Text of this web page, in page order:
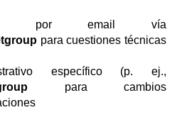
por email vía
para cuestiones técnicas
específico (p. ej.,
para cambios